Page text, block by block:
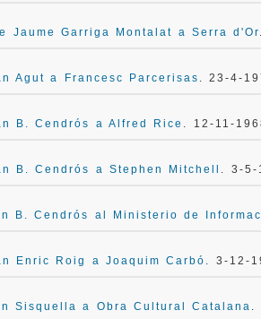
Jaume Garriga Montalat a Serra d'Or
Agut a Francesc Parcerisas . 23-4-
B. Cendrós a Alfred Rice . 12-11-
B. Cendrós a Stephen Mitchell . 3-5-
B. Cendrós al Ministerio de
Enric Roig a Joaquim Carbó . 3-12-
Sisquella a Obra Cultural Catalana .